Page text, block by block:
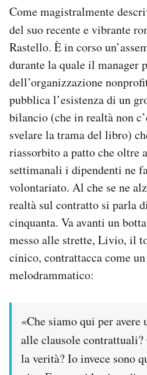
Come magistralmente
del suo recente e vibrante
Rastello. È in corso
durante la quale il manager
dell’organizzazione
pubblica l’esistenza di un
bilancio (che in realtà non
svelare la trama del libro)
riassorbito a patto che oltre
settimanali i dipendenti ne
volontariato. Al che se ne
realtà sul contratto si parla
cinquanta. Va avanti un
messo alle strette, Livio, il
cinico, contrattacca come
melodrammatico:
«Che siamo qui per avere
alle clausole contrattuali?
la verità? Io invece sono